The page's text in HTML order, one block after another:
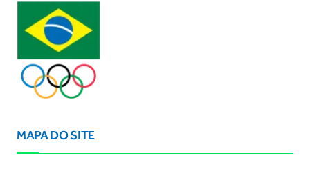
MAPA DO SITE